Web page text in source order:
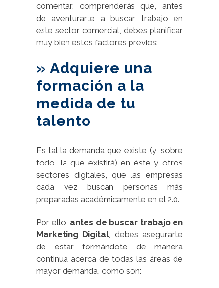
comentar, comprenderás que, antes
de aventurarte a buscar trabajo en
este sector comercial, debes planificar
muy bien estos factores previos:
» Adquiere una
formación a la
medida de tu
talento
Es tal la demanda que existe (y, sobre
todo, la que existirá) en éste y otros
sectores digitales, que las empresas
cada vez buscan personas más
preparadas académicamente en el 2.0.
Por ello, antes de buscar trabajo en
Marketing Digital, debes asegurarte
de estar formándote de manera
continua acerca de todas las áreas de
mayor demanda, como son: